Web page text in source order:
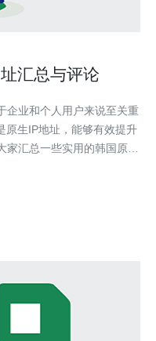
汇总与评论
企业和个人用户来说至关重
原生IP地址，能够有效提升
汇总一些实用的韩国原生